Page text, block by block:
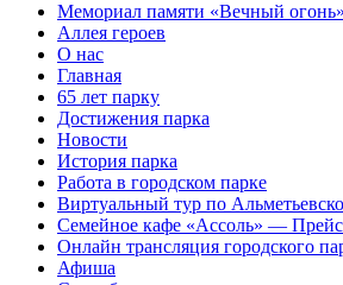
Мемориал памяти «Вечный огонь»
Аллея героев
О нас
Главная
65 лет парку
Достижения парка
Новости
История парка
Работа в городском парке
Виртуальный тур по
Семейное кафе «Ассоль» —
Онлайн трансляция городского
Афиша